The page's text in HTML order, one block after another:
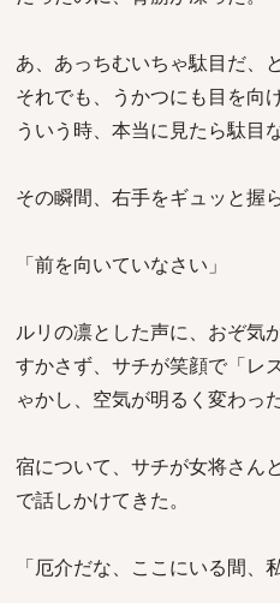
あ、あっちむいちゃ駄目だ、
それでも、うかつにも目を向
ういう時、本当に見たら駄目
その瞬間、右手をギュッと握ら
「前を向いていなさい」
ルリの凛とした声に、おぞ気
すかさず、サチが笑顔で「レ
ゃかし、空気が明るく変わった
宿について、サチが女将さん
で話しかけてきた。
「厄介だな、ここにいる間、